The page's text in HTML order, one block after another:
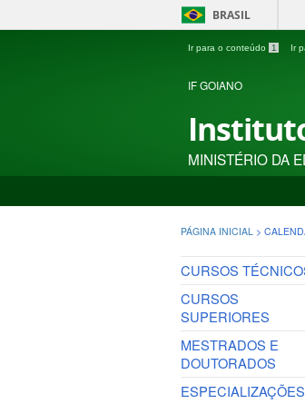
BRASIL
Ir para o conteúdo 1 Ir
IF GOIANO
MINISTÉRIO DA
PÁGINA INICIAL >
CURSOS
CURSOS
SUPERIORES
MESTRADOS E
DOUTORADOS
ESPECIALIZAÇÕES